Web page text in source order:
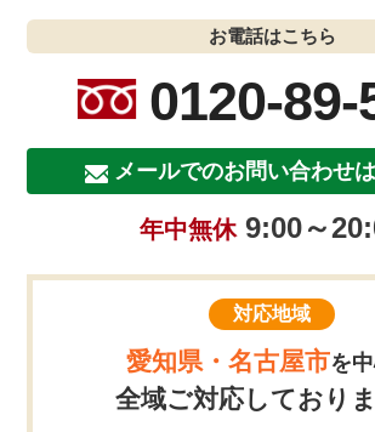
お電話はこちら
0120-89-
メールでのお問い合わせ
年中無休9:00～
対応地域
愛知県・名古屋市を
全域ご対応しておりま